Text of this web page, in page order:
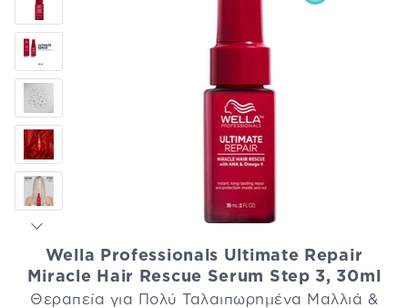
Wella Professionals Ultimate Repair
Miracle Hair Rescue Serum Step 3, 30ml
Θεραπεία για Πολύ Ταλαιπωρημένα Mαλλιά &